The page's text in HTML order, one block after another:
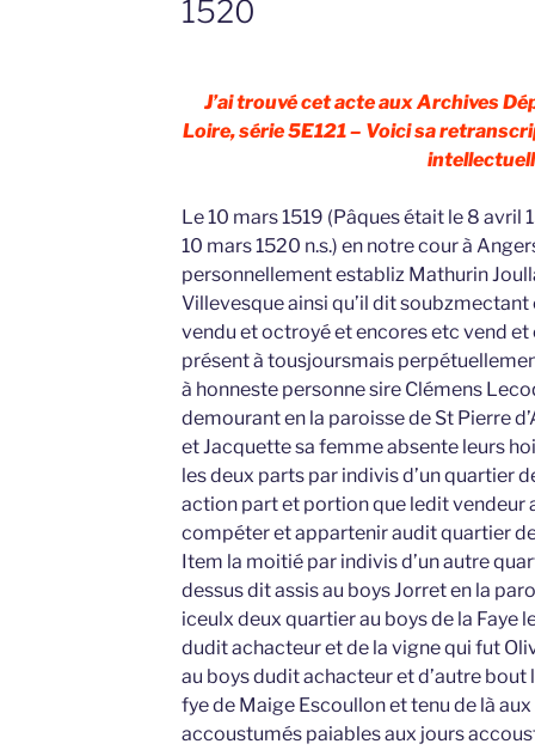
1520
J’ai trouvé cet acte aux Archives
Loire, série 5E121 – Voici sa
Le 10 mars 1519 (Pâques était le 8 avril
10 mars 1520 n.s.) en notre cour à
personnellement establiz Mathurin
Villevesque ainsi qu’il dit
vendu et octroyé et encores etc vend
présent à tousjoursmais
à honneste personne sire Clémens
demourant en la paroisse de St Pierre
et Jacquette sa femme absente leurs
les deux parts par indivis d’un quartier
action part et portion que ledit vendeur
compéter et appartenir audit quartier
Item la moitié par indivis d’un autre
dessus dit assis au boys Jorret en la
iceulx deux quartier au boys de la Faye
dudit achacteur et de la vigne qui fut
au boys dudit achacteur et d’autre
fye de Maige Escoullon et tenu de là
accoustumés paiables aux jours